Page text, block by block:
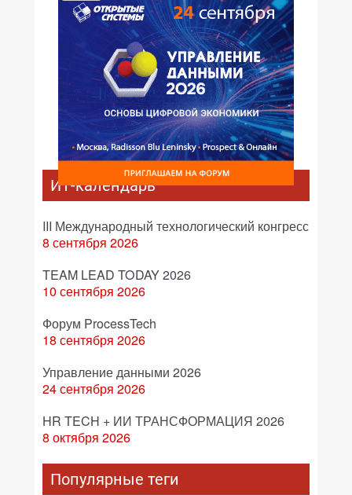
ИТ-календарь
III Международный технологический конгресс
8 сентября 2026
TEAM LEAD TODAY 2026
10 сентября 2026
Форум ProcessTech
18 сентября 2026
Управление данными 2026
24 сентября 2026
HR TECH + ИИ ТРАНСФОРМАЦИЯ 2026
8 октября 2026
Популярные теги